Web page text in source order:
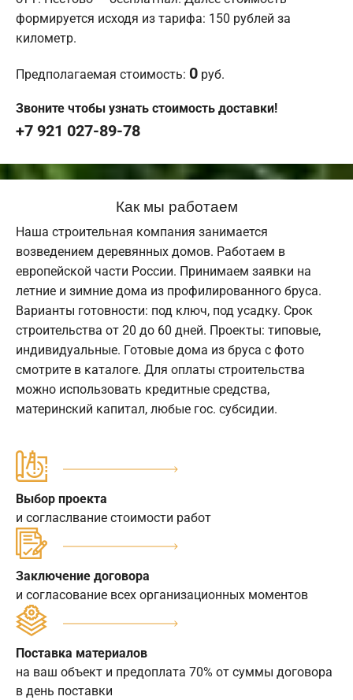
формируется исходя из тарифа: 150 рублей за
километр.
Предполагаемая стоимость: 0 руб.
Звоните чтобы узнать стоимость доставки!
+7 921 027-89-78
Как мы работаем
Наша строительная компания занимается
возведением деревянных домов. Работаем в
европейской части России. Принимаем заявки на
летние и зимние дома из профилированного бруса.
Варианты готовности: под ключ, под усадку. Срок
строительства от 20 до 60 дней. Проекты: типовые,
индивидуальные. Готовые дома из бруса с фото
смотрите в каталоге. Для оплаты строительства
можно использовать кредитные средства,
материнский капитал, любые гос. субсидии.
Выбор проекта
и согласлвание стоимости работ
Заключение договора
и согласование всех организационных моментов
Поставка материалов
на ваш объект и предоплата 70% от суммы договора
в день поставки